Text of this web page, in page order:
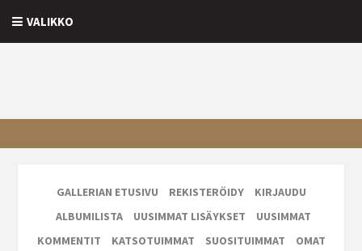
VALIKKO
GALLERIAN ETUSIVU REKISTERÖIDY
KIRJAUDU
ALBUMILISTA
UUSIMMAT LISÄYKSET
UUSIMMAT
KOMMENTIT
KATSOTUIMMAT SUOSITUIMMAT
OMAT